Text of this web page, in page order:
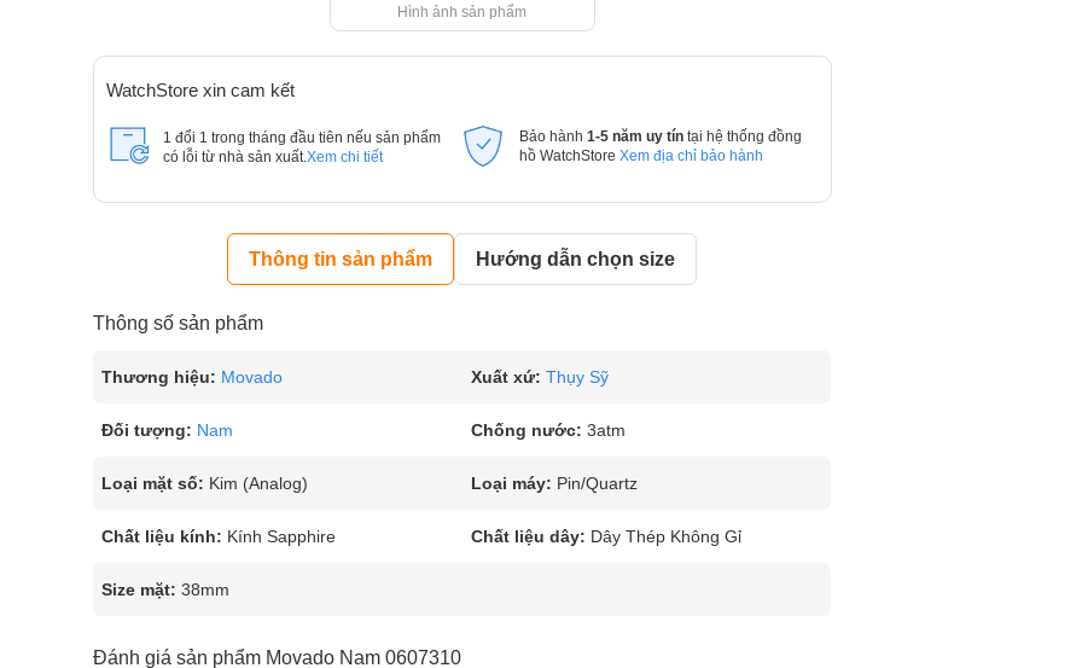
Hình ảnh sản phẩm
WatchStore xin cam kết
1 đổi 1 trong tháng đầu tiên nếu sản phẩm
có lỗi từ nhà sản xuất. Xem chi tiết
Bảo hành 1-5 năm uy tín tại hệ thống đồng
hồ WatchStore Xem địa chỉ bảo hành
Thông tin sản phẩm Hướng dẫn chọn size
Thông số sản phẩm
Thương hiệu: Movado Xuất xứ: Thụy Sỹ
Đối tượng: Nam Chống nước: 3atm
Loại mặt số: Kim (Analog) Loại máy: Pin/Quartz
Chất liệu kính: Kính Sapphire Chất liệu dây: Dây Thép Không Gỉ
Size mặt: 38mm
Đánh giá sản phẩm Movado Nam 0607310